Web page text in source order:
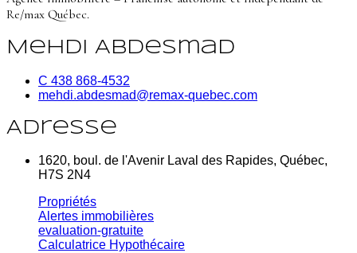
Re/max Québec.
Mehdi Abdesmad
C 438 868-4532
mehdi.abdesmad@remax-quebec.com
Adresse
1620, boul. de l'Avenir Laval des Rapides, Québec,
H7S 2N4
Propriétés
Alertes immobilières
evaluation-gratuite
Calculatrice Hypothécaire